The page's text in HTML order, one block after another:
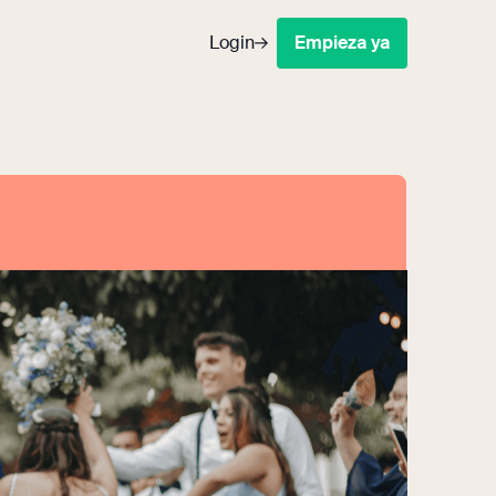
de socios y colaboradores
la información a tu alcance y
Login Empieza ya